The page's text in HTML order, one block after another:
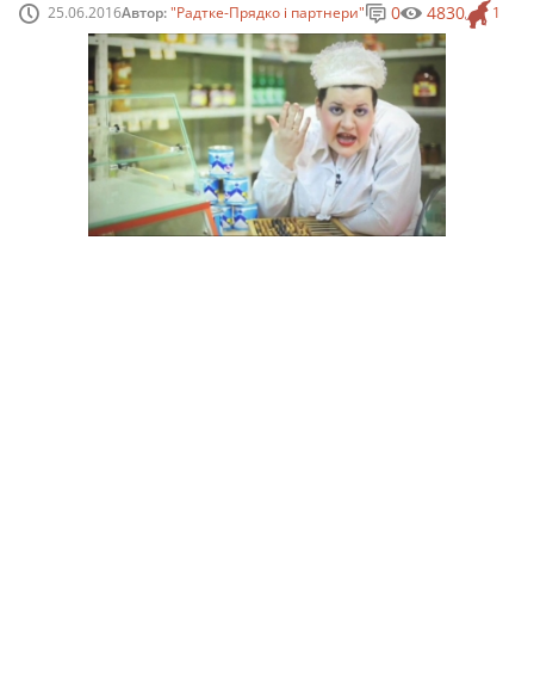
25.06.2016Автор:"Радтке-Прядко і партнери" 1
0 4830